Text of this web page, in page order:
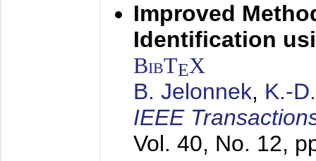
Improved
Identification
BibTEX
B. Jelonnek, K.-
IEEE
Vol. 40, No. 12,